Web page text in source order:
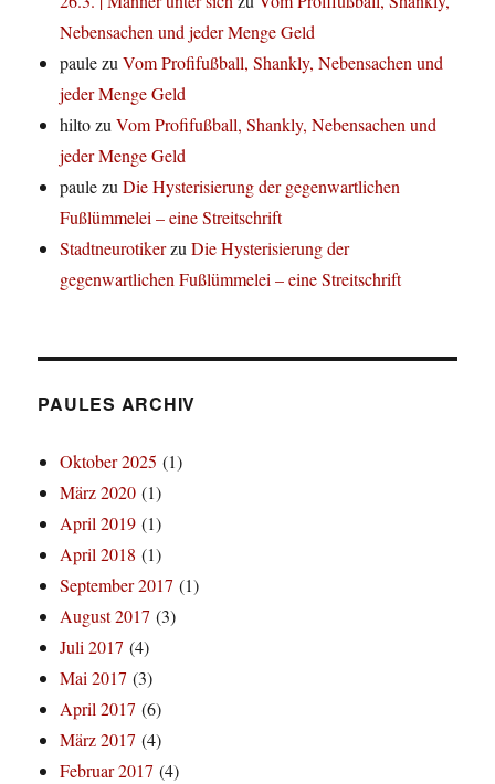
Nebensachen und jeder Menge Geld
paulezuVom Profifußball, Shankly, Nebensachen und
jeder Menge Geld
hiltozuVom Profifußball, Shankly, Nebensachen und
jeder Menge Geld
paulezuDie Hysterisierung der gegenwartlichen
Fußlümmelei – eine Streitschrift
StadtneurotikerzuDie Hysterisierung der
gegenwartlichen Fußlümmelei – eine Streitschrift
PAULES ARCHIV
Oktober 2025 (1)
März 2020 (1)
April 2019 (1)
April 2018 (1)
September 2017 (1)
August 2017 (3)
Juli 2017 (4)
Mai 2017 (3)
April 2017 (6)
März 2017 (4)
Februar 2017 (4)